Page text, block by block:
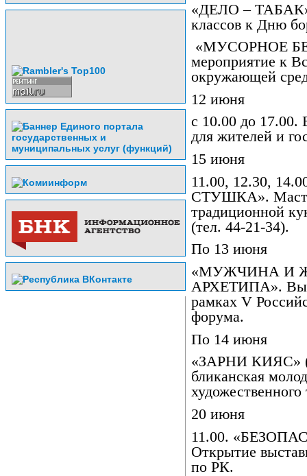
«ДЕЛО –
классов к Дню
«МУСОРНОЕ
мероприятие к
окружающей
12 июня
с 10.00 до 17.00.
для жителей и
15 июня
11.00, 12.30,
СТУШКА».
традиционной
(тел. 44-21-34).
По 13 июня
«МУЖЧИНА И
АРХЕТИПА».
рамках V
форума.
По 14 июня
«ЗАРНИ КИЯС»
бликанская
художественного
20 июня
11.00.
Открытие
по РК.